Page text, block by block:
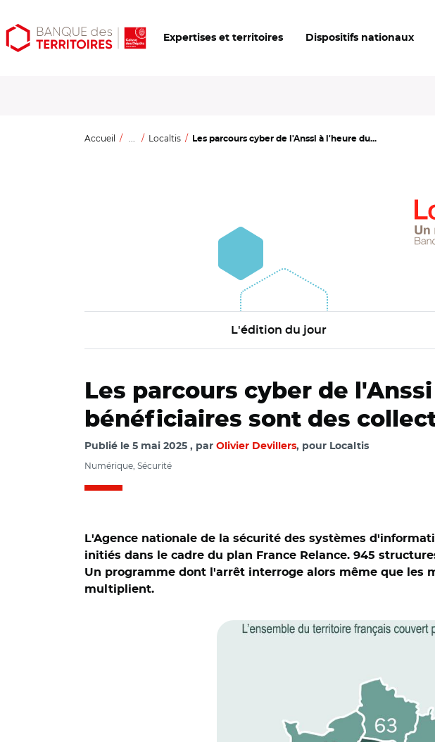
Aller
au
Aller
au
Ouvrir
les
Expertises et territoires Dispositifs nationaux
Accueil ... Localtis Les parcours cyber de l'Anssi à l'heure du...
L'édition du jour
Les parcours cyber de
bénéficiaires sont des
Publié le 5 mai 2025 par Olivier Devillers, pour Localtis
Numérique, Sécurité
L'Agence nationale de la sécurité des systèmes
initiés dans le cadre du plan France Relance. 945
Un programme dont l'arrêt interroge alors même que les
multiplient.